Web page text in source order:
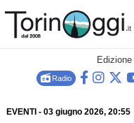
Radio
EVENTI - 03 giugno 2026, 20:55